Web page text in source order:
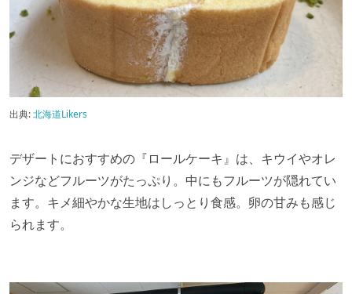
出典:北海道Likers
デザートにおすすめの『ロールケーキ』は、キウイやオレ
ンジなどフルーツがたっぷり。中にもフルーツが隠れてい
ます。キメ細やかな生地はしっとり食感。卵の甘みも感じ
られます。